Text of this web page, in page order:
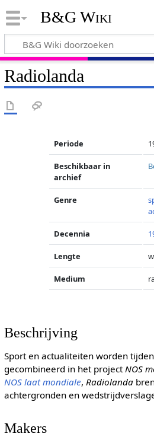
B&G Wiki
Radiolanda
Periode
Beschikbaar in
archief
Genre
Decennia
Lengte
Medium
Beschrijving
Sport en actualiteiten worden
gecombineerd in het projectNOS
NOS laat mondiale, Radiolanda
achtergronden en
Makers